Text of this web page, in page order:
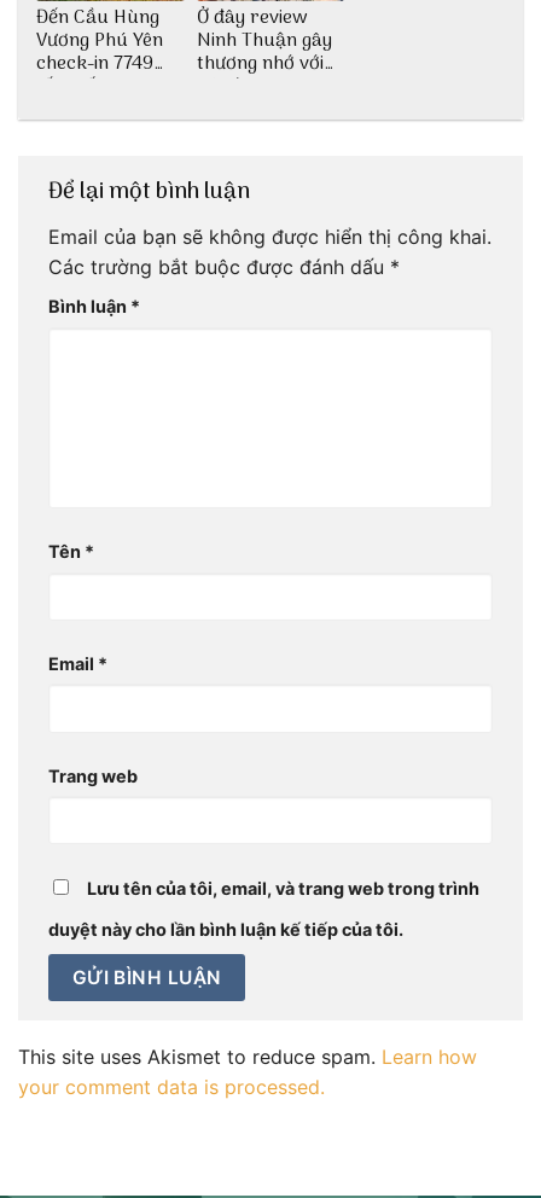
Đến Cầu Hùng
Vương Phú Yên
check-in 7749
tấm sống ảo
Ở đây review
Ninh Thuận gây
thương nhớ với
nét đẹp thiên
Để lại một bình luận
Email của bạn sẽ không được hiển thị công khai.
Các trường bắt buộc được đánh dấu *
Bình luận *
Tên *
Email *
Trang web
Lưu tên của tôi, email, và trang web trong trình
duyệt này cho lần bình luận kế tiếp của tôi.
This site uses Akismet to reduce spam. Learn how
your comment data is processed.